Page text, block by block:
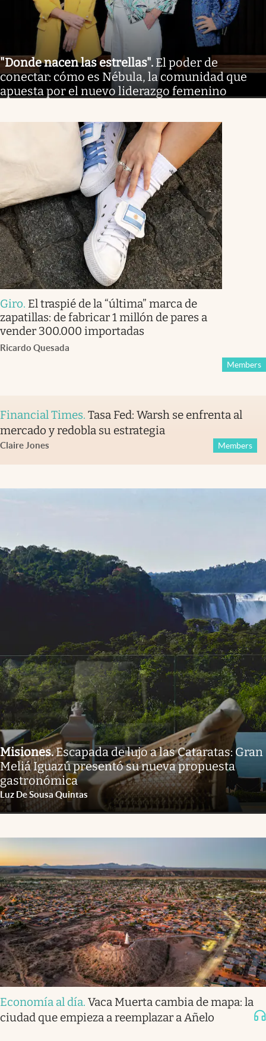
"Donde nacen las estrellas". El poder de
conectar: cómo es Nébula, la comunidad que
apuesta por el nuevo liderazgo femenino
Giro. El traspié de la “última” marca de
zapatillas: de fabricar 1 millón de pares a
vender 300.000 importadas
Ricardo Quesada
Members
Financial Times. Tasa Fed: Warsh se enfrenta al
mercado y redobla su estrategia
Claire Jones Members
Misiones.Escapada de lujo a las Cataratas: Gran
Meliá Iguazú presentó su nueva propuesta
gastronómica
Luz De Sousa Quintas
Economía al día. Vaca Muerta cambia de mapa: la
ciudad que empieza a reemplazar a Añelo